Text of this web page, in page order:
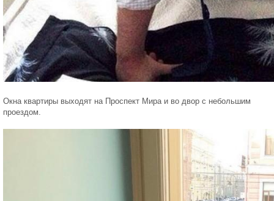
Окна квартиры выходят на Проспект Мира и во двор с небольшим
проездом.